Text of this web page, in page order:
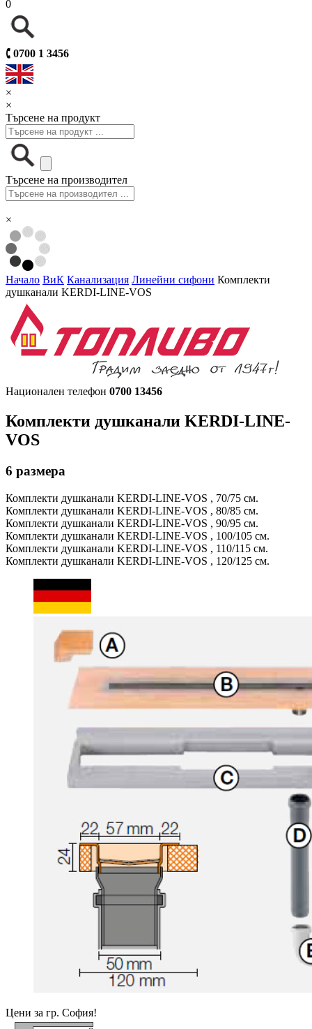
0
🕻 0700 1 3456
×
×
Търсене на продукт
Търсене на производител
×
Начало ВиК Канализация Линейни сифони Комплекти
душканали KERDI-LINE-VOS
Национален телефон 0700 13456
Комплекти душканали KERDI-LINE-
VOS
6 размера
Комплекти душканали KERDI-LINE-VOS , 70/75 см.
Комплекти душканали KERDI-LINE-VOS , 80/85 см.
Комплекти душканали KERDI-LINE-VOS , 90/95 см.
Комплекти душканали KERDI-LINE-VOS , 100/105 см.
Комплекти душканали KERDI-LINE-VOS , 110/115 см.
Комплекти душканали KERDI-LINE-VOS , 120/125 см.
Цени за гр. София!